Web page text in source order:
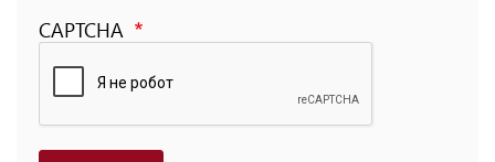
CAPTCHA